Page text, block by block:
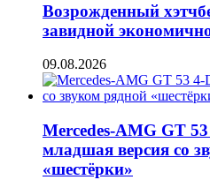
Возрожденный
завидной
09.08.2026
Mercedes-AMG GT
младшая версия со
«шестёрки»